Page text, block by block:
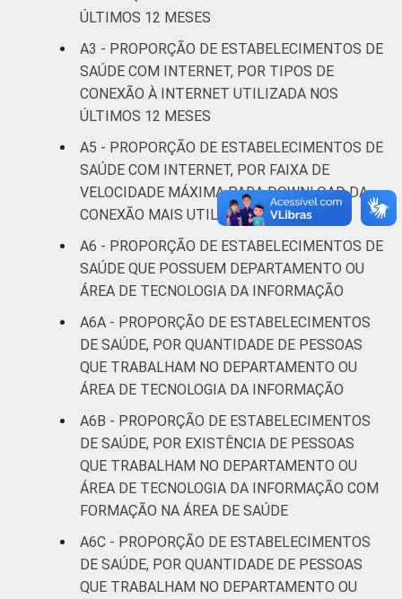
ÚLTIMOS 12 MESES
A3 - PROPORÇÃO DE ESTABELECIMENTOS DE
SAÚDE COM INTERNET, POR TIPOS DE
CONEXÃO À INTERNET UTILIZADA NOS
ÚLTIMOS 12 MESES
A5 - PROPORÇÃO DE ESTABELECIMENTOS DE
SAÚDE COM INTERNET, POR FAIXA DE
VELOCIDADE MÁXIMA PARA DOWNLOAD DA
CONEXÃO MAIS UTILIZADA
A6 - PROPORÇÃO DE ESTABELECIMENTOS DE
SAÚDE QUE POSSUEM DEPARTAMENTO OU
ÁREA DE TECNOLOGIA DA INFORMAÇÃO
A6A - PROPORÇÃO DE ESTABELECIMENTOS
DE SAÚDE, POR QUANTIDADE DE PESSOAS
QUE TRABALHAM NO DEPARTAMENTO OU
ÁREA DE TECNOLOGIA DA INFORMAÇÃO
A6B - PROPORÇÃO DE ESTABELECIMENTOS
DE SAÚDE, POR EXISTÊNCIA DE PESSOAS
QUE TRABALHAM NO DEPARTAMENTO OU
ÁREA DE TECNOLOGIA DA INFORMAÇÃO COM
FORMAÇÃO NA ÁREA DE SAÚDE
A6C - PROPORÇÃO DE ESTABELECIMENTOS
DE SAÚDE, POR QUANTIDADE DE PESSOAS
QUE TRABALHAM NO DEPARTAMENTO OU